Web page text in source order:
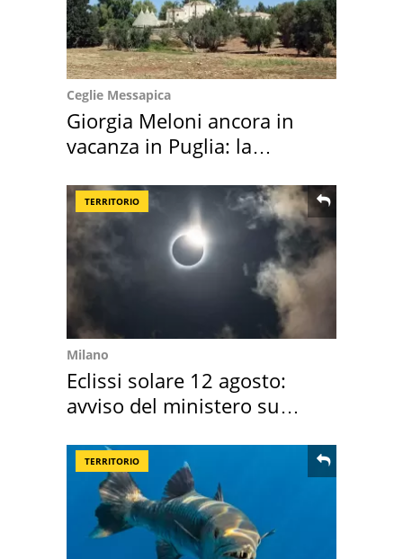
Ceglie Messapica
Giorgia Meloni ancora in
vacanza in Puglia: la
TERRITORIO
Milano
Eclissi solare 12 agosto:
avviso del ministero su
TERRITORIO